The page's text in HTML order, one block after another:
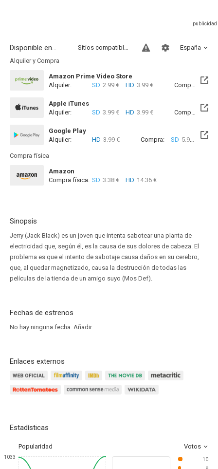
Disponible en... España
Sitios compatibles
Alquiler y Compra
Amazon Prime Video Store
Alquiler:
SD 2.99 € HD 3.99 € Compra: SD
Apple iTunes
Alquiler:
SD 3.99 € HD 3.99 € Compra: SD
Google Play
Alquiler:
HD 3.99 € Compra: SD 5.99 € HD
Compra física
Amazon
Compra física: SD 3.38 € HD 14.36 €
Sinopsis
Jerry (Jack Black) es un joven que intenta sabotear una planta de
electricidad que, según él, es la causa de sus dolores de cabeza. El
problema es que el intento de sabotaje causa daños en su cerebro,
que, al quedar magnetizado, causa la destrucción de todas las
películas de la tienda de un amigo suyo (Mos Def).
Fechas de estrenos
No hay ninguna fecha. Añadir
Enlaces externos
Estadísticas
Popularidad Votos
1033
10